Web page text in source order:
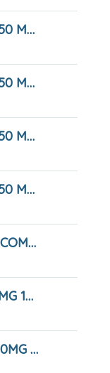
ALMAX FORTE 750 MG COMPRIMIDOS MASTICABLES SABOR COLA, 48 COMPRIMIDOS
ALMAX FORTE 750 MG COMPRIMIDOS MASTICABLES SABOR FRESA, 48 COMPRIMIDOS
ALMAX FORTE 750 MG COMPRIMIDOS MASTICABLES SABOR MENTA, 24 COMPRIMIDOS
ALMAX FORTE 750 MG COMPRIMIDOS MASTICABLES SABOR MENTA, 48 COMPRIMIDOS
BACTIL 10MG 10 COMPRIMIDOS
BACTIL FLAS 10 MG 10 LIOFILIZADOS ORALES
BACTIL FORTE 20MG 10 COMPRIMIDOS